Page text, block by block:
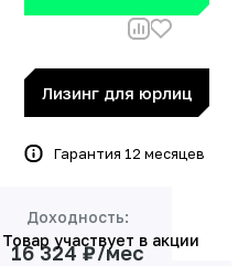
Доходность:
16 324 ₽/мес
Лизинг для юрлиц
Гарантия 12 месяцев
Товар участвует в акции